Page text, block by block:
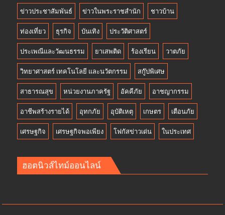
ข่าวประชาสัมพันธ์ ข่าวในพระราชสำนัก ชาวบ้าน
ท่องเที่ยว ธุรกิจ บันเทิง ประวัติศาสตร์
ประเพณีและวัฒนธรรม ยาเสพติด ร้องเรียน วาตภัย
วิทยาศาสตร์ เทคโนโลยี และนวัตกรรม สกู๊ปพิเศษ
สาธารณสุข หน่วยงานภาครัฐ อัคคีภัย อาชญากรรม
อาชีพสร้างรายได้ อุทกภัย อุบัติเหตุ เกษตร เตือนภัย
เศรษฐกิจ เศรษฐกิจพอเพียง โฟกัสข่าวเด่น ในประเทศ
ฮอตนิวส์ไทม์ออนไลน์